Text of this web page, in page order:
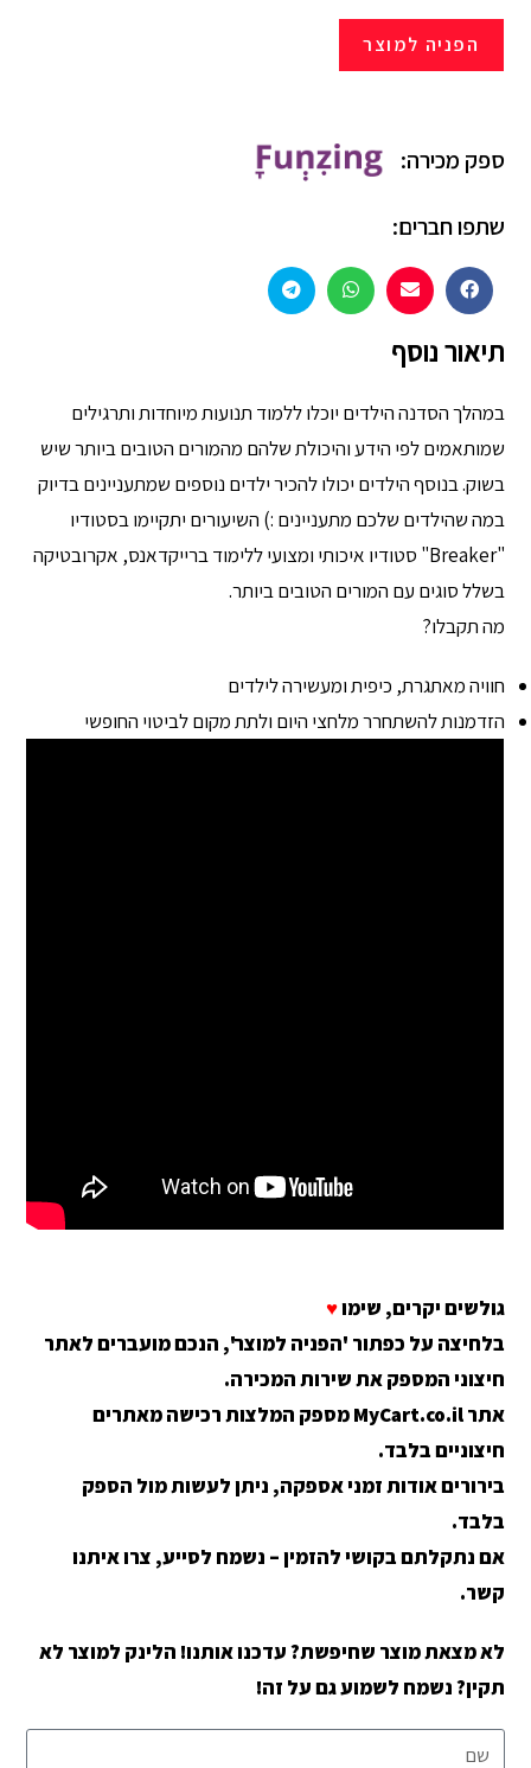
הפניה למוצר
ספק מכירה:
שתפו חברים:
תיאור נוסף
במהלך הסדנה הילדים יוכלו ללמוד תנועות מיוחדות ותרגילים
שמותאמים לפי הידע והיכולת שלהם מהמורים הטובים ביותר שיש
בשוק. בנוסף הילדים יכולו להכיר ילדים נוספים שמתעניינים בדיוק
במה שהילדים שלכם מתעניינים :) השיעורים יתקיימו בסטודיו
"Breaker" סטודיו איכותי ומצועי ללימוד ברייקדאנס, אקרובטיקה
בשלל סוגים עם המורים הטובים ביותר.
מה תקבלו?
חוויה מאתגרת, כיפית ומעשירה לילדים
הזדמנות להשתחרר מלחצי היום ולתת מקום לביטוי החופשי
גולשים יקרים, שימו♥
בלחיצה על כפתור 'הפניה למוצר', הנכם מועברים לאתר
חיצוני המספק את שירות המכירה.
אתר MyCart.co.il מספק המלצות רכישה מאתרים
חיצוניים בלבד.
בירורים אודות זמני אספקה, ניתן לעשות מול הספק
בלבד.
אם נתקלתם בקושי להזמין – נשמח לסייע, צרו איתנו
קשר.
לא מצאת מוצר שחיפשת? עדכנו אותנו! הלינק למוצר לא
תקין? נשמח לשמוע גם על זה!